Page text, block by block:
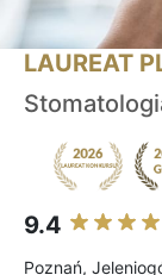
LAUREAT
9.4
Poznań,